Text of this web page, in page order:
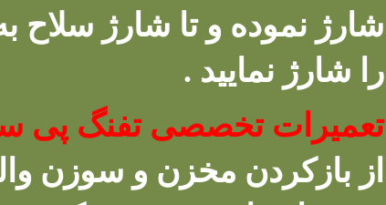
را شارژ نمایید .
تعمیرات تخصصی تفنگ پی
از بازکردن مخزن و سوزن